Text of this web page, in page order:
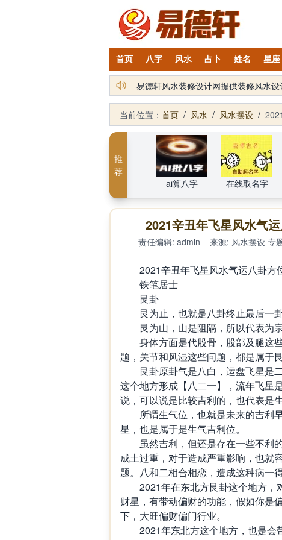
首页 八字 风水 占卜 姓名 星座
易德轩风水装修设计网提供装修风水设
当前位置： 首页 / 风水 / 风水摆设 /
推
荐
ai算八字
在线取名字
2021辛丑年飞星风水气
责任编辑: admin 来源: 风水摆设专
2021辛丑年飞星风水气运八卦方
铁笔居士
艮卦
艮为止，也就是八卦终止最后一
艮为山，山是阻隔，所以代表为
身体方面是代股骨，股部及腿这
题，关节和风湿这些问题，都是属于
艮卦原卦气是八白，运盘飞星是
这个地方形成【八二一】，流年飞星
说，可以说是比较吉利的，也代表是
所谓生气位，也就是未来的吉利
星，也是属于是生气吉利位。
虽然吉利，但还是存在一些不利
成土过重，对于造成严重影响，也就
题。八和二相合相恋，造成这种病一
2021年在东北方艮卦这个地方，
财星，有带动偏财的功能，假如你是
下，大旺偏财偏门行业。
2021年东北方这个地方，也是会